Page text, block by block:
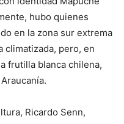
hubo quienes
en la zona sur extrema
climatizada, pero, en
frutilla blanca chilena,
Ricardo Senn,